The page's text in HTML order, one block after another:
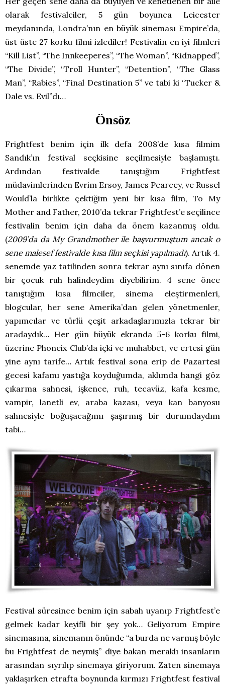
olarak festivalciler, 5 gün boyunca Leicester
meydanında, Londra’nın en büyük sineması Empire’da,
üst üste 27 korku filmi izlediler! Festivalin en iyi filmleri
“Kill List”, “The Innkeeperes”, “The Woman”, “Kidnapped”,
“The Divide”, “Troll Hunter”, “Detention”, “The Glass
Man”, “Rabies”, “Final Destination 5” ve tabi ki “Tucker &
Dale vs. Evil”dı…
Önsöz
Frightfest benim için ilk defa 2008’de kısa filmim
Sandık’ın festival seçkisine seçilmesiyle başlamıştı.
Ardından festivalde tanıştığım Frightfest
müdavimlerinden Evrim Ersoy, James Pearcey, ve Russel
Would’la birlikte çektiğim yeni bir kısa film, To My
Mother and Father, 2010’da tekrar Frightfest’e seçilince
festivalin benim için daha da önem kazanmış oldu.
(2009’da da My Grandmother ile başvurmuştum ancak o
sene malesef festivalde kısa film seçkisi yapılmadı). Artık 4.
senemde yaz tatilinden sonra tekrar aynı sınıfa dönen
bir çocuk ruh halindeydim diyebilirim. 4 sene önce
tanıştığım kısa filmciler, sinema eleştirmenleri,
blogcular, her sene Amerika’dan gelen yönetmenler,
yapımcılar ve türlü çeşit arkadaşlarımızla tekrar bir
aradaydık… Her gün büyük ekranda 5-6 korku filmi,
üzerine Phoneix Club’da içki ve muhabbet, ve ertesi gün
yine aynı tarife… Artık festival sona erip de Pazartesi
gecesi kafamı yastığa koyduğumda, aklımda hangi göz
çıkarma sahnesi, işkence, ruh, tecavüz, kafa kesme,
vampir, lanetli ev, araba kazası, veya kan banyosu
sahnesiyle boğuşacağımı şaşırmış bir durumdaydım
tabi…
Festival süresince benim için sabah uyanıp Frightfest’e
gelmek kadar keyifli bir şey yok… Geliyorum Empire
sinemasına, sinemanın önünde “a burda ne varmış böyle
bu Frightfest de neymiş” diye bakan meraklı insanların
arasından sıyrılıp sinemaya giriyorum. Zaten sinemaya
yaklaşırken etrafta boynunda kırmızı Frightfest festival